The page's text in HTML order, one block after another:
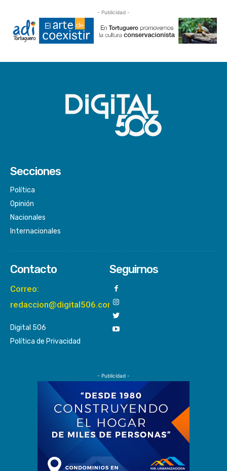
- Publicidad -
Secciones
Política
Opinión
Nacionales
Internacionales
Contacto
Correo:
redaccion@digital506.com
Digital 506
Política de Privacidad
Seguirnos
- Publicidad -